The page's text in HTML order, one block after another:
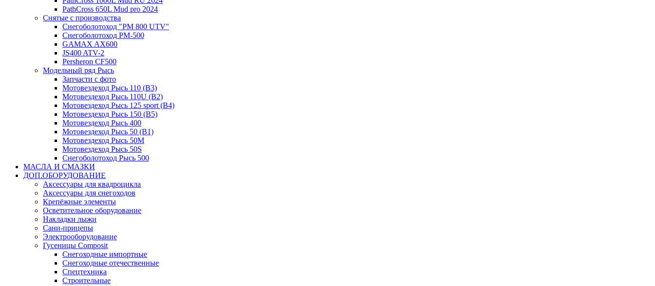
PathCross 650L Mud pro 2024
Снятые с производства
Снегоболотоход "РМ 800 UTV"
Снегоболотоход РМ-500
GAMAX AX600
JS400 ATV-2
Persheron CF500
Модельный ряд Рысь
Запчасти с фото
Мотовездеход Рысь 110 (B3)
Мотовездеход Рысь 110U (B2)
Мотовездеход Рысь 125 sport (B4)
Мотовездеход Рысь 150 (B5)
Мотовездеход Рысь 400
Мотовездеход Рысь 50 (B1)
Мотовездеход Рысь 50M
Мотовездеход Рысь 50S
Снегоболотоход Рысь 500
МАСЛА И СМАЗКИ
ДОП.ОБОРУДОВАНИЕ
Аксессуары для квадроцикла
Аксессуары для снегоходов
Крепёжные элементы
Осветительное оборудование
Накладки лыжи
Сани-прицепы
Электрооборудование
Гусеницы Composit
Снегоходные импортные
Снегоходные отечественные
Спецтехника
Строительные